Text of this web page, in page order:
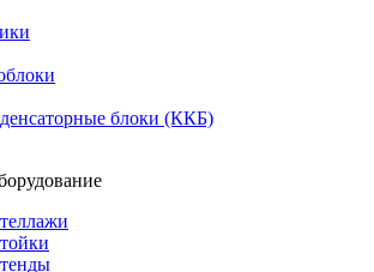
блоки (ККБ)